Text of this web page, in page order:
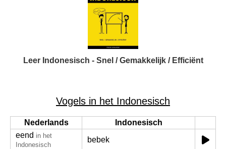
Leer Indonesisch - Snel / Gemakkelijk / Efficiënt
Vogels in het Indonesisch
Nederlands
Indonesisch
eend in het
Indonesisch
bebek